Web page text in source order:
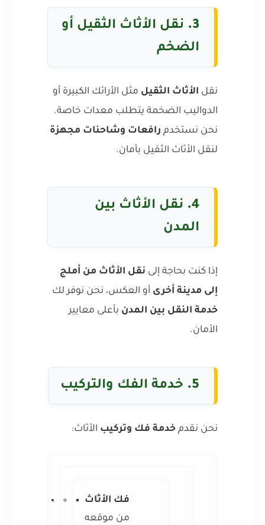
3.
نقل الأثاث الثقيل أو
الضخم
نقل الأثاث الثقيل مثل الأرائك الكبيرة أو
الدواليب الضخمة يتطلب معدات خاصة.
نحن نستخدم رافعات وشاحنات مجهزة
لنقل الأثاث الثقيل بأمان.
4.
نقل الأثاث بين
المدن
إذا كنت بحاجة إلى نقل الأثاث من أملج
إلى مدينة أخرى أو العكس، نحن نوفر لك
خدمة النقل بين المدن بأعلى معايير
الأمان.
5. خدمة الفك والتركيب
نحن نقدم خدمة فك وتركيب الأثاث:
فك الأثاث
من موقعه